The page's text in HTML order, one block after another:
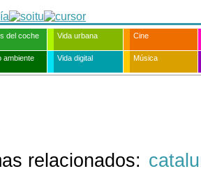
del coche Vida urbana Cine
ambiente Vida digital Música
relacionados: